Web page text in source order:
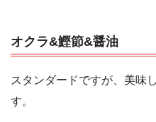
オクラ&鰹節&醤油
スタンダードですが、美味
す。